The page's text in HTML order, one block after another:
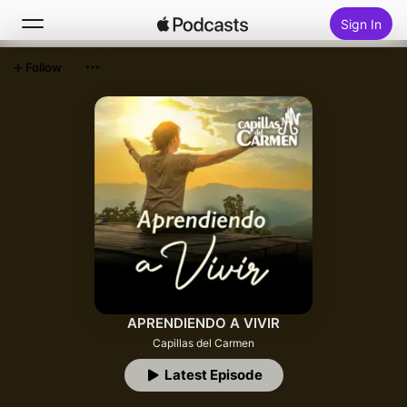
Sign In
Top Charts
APRENDIENDO A VIVIR
Capillas del Carmen
Latest Episode
Follow